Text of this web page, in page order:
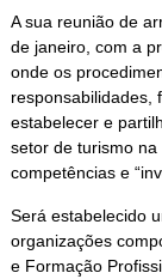
A sua reunião de
de janeiro, com a
onde os
responsabilidades,
estabelecer e
setor de turismo
competências e
Será estabelecido
organizações
e Formação